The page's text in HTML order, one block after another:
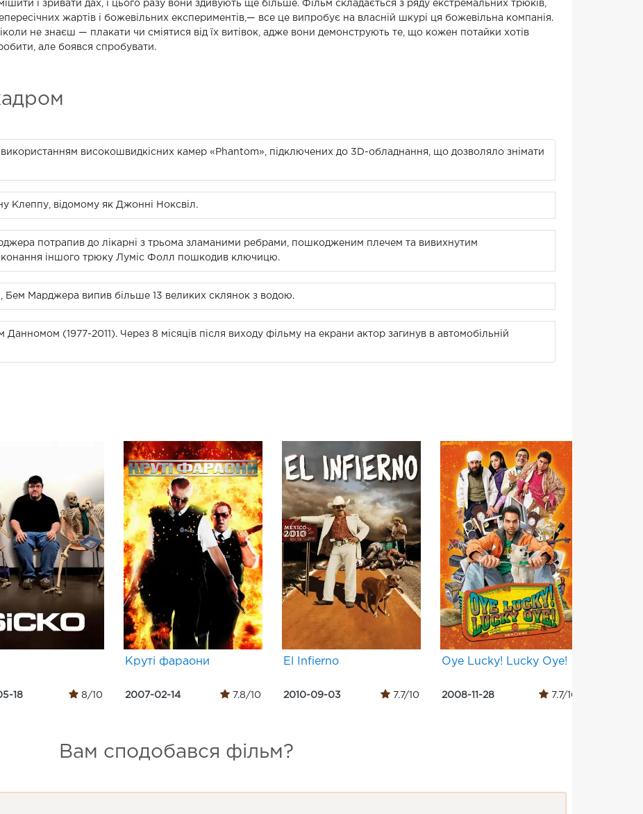
і зривати дах, і цього разу вони здивують ще більше. Фільм складається з ряду екстремальних трюків,
жартів і божевільних експериментів,— все це випробує на власній шкурі ця божевільна компанія.
не знаєш — плакати чи сміятися від їх витівок, адже вони демонструють те, що кожен потайки хотів
але боявся спробувати.
використанням високошвидкісних камер «Phantom», підключених до 3D-обладнання, що дозволяло знімати
Клеппу, відомому як Джонні Ноксвіл.
потрапив до лікарні з трьома зламаними ребрами, пошкодженим плечем та вивихнутим
іншого трюку Луміс Фолл пошкодив ключицю.
Бем Марджера випив більше 13 великих склянок з водою.
(1977-2011). Через 8 місяців після виходу фільму на екрани актор загинув в автомобільній
18 8/10
Круті фараони
2007-02-14 7.8/10
El Infierno
2010-09-03 7.7/10
Oye Lucky! Lucky Oye!
2008-11-28 7.7/10
Вам сподобався фільм?